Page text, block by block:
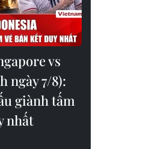
vs
ngày 7/8):
giành tấm
nhất